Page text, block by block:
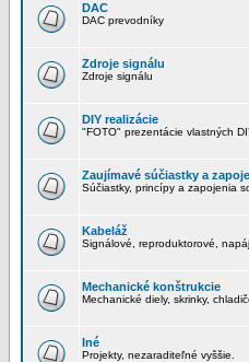
DAC
DAC prevodníky
Zdroje signálu
Zdroje signálu
DIY realizácie
"FOTO" prezentácie vlastných
Zaujímavé súčiastky a
Súčiastky, princípy a zapojenia
Kabeláž
Signálové, reproduktorové,
Mechanické konštrukcie
Mechanické diely, skrinky,
Iné
Projekty, nezaraditeľné vyššie.